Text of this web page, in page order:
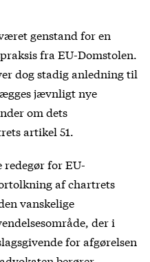
genstand for en
fra EU-Domstolen.
dog stadig anledning til
jævnligt nye
om dets
artikel 51.
redegør for EU-
af chartrets
vanskelige
der i
for afgørelsen